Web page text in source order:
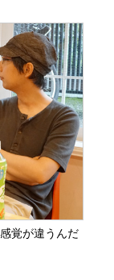
覚が違うんだ